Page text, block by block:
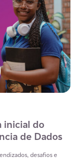
inicial do
de Dados
desafios e